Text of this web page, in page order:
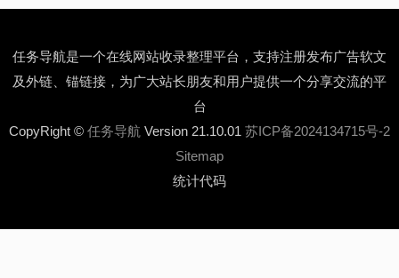
任务导航是一个在线网站收录整理平台，支持注册发布广告软文
及外链、锚链接，为广大站长朋友和用户提供一个分享交流的平
台
CopyRight © 任务导航 Version 21.10.01 苏ICP备2024134715号-2
Sitemap
统计代码